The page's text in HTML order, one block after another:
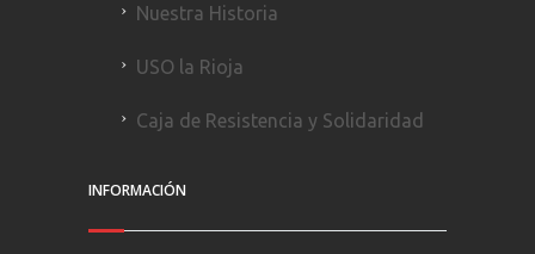
Nuestra Historia
USO la Rioja
Caja de Resistencia y Solidaridad
INFORMACIÓN